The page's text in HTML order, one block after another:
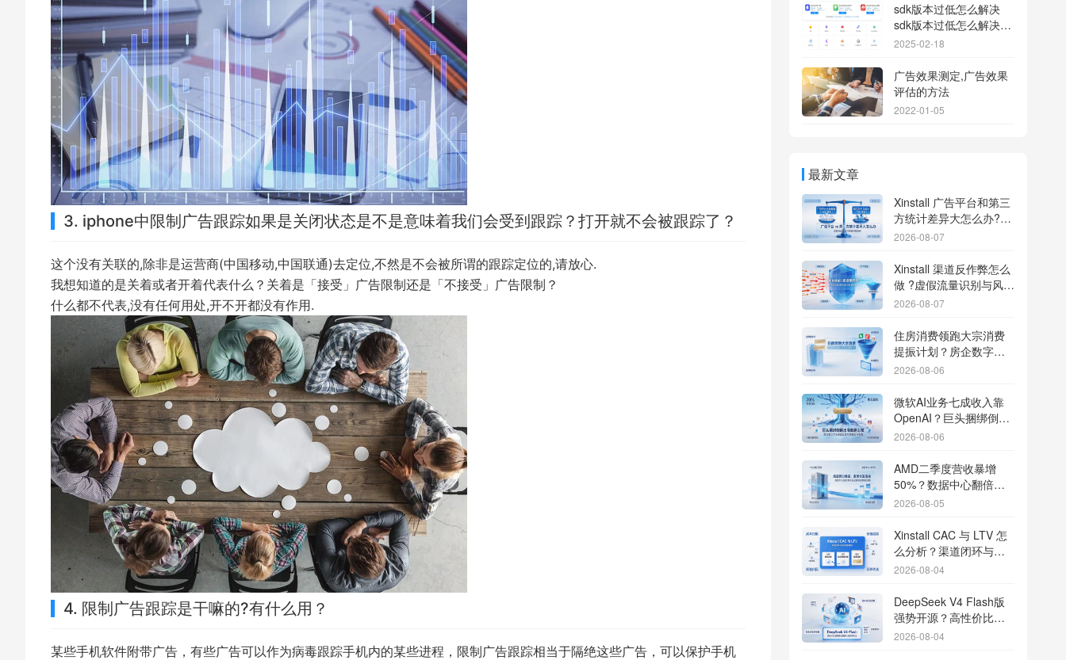
3. iphone中限制广告跟踪如果是关闭状态是不是意味着我们会受到跟踪？打开就不会被跟踪了？
这个没有关联的,除非是运营商(中国移动,中国联通)去定位,不然是不会被所谓的跟踪定位的,请放心.
我想知道的是关着或者开着代表什么？关着是「接受」广告限制还是「不接受」广告限制？
什么都不代表,没有任何用处,开不开都没有作用.
4. 限制广告跟踪是干嘛的?有什么用？
某些手机软件附带广告，有些广告可以作为病毒跟踪手机内的某些进程，限制广告跟踪相当于隔绝这些广告，可以保护手机
sdk版本过低怎么解决
sdk版本过低怎么解决华
为
2025-02-18
广告效果测定,广告效果
评估的方法
2022-01-05
最新文章
Xinstall 广告平台和第三
方统计差异大怎么办?数
据误差排查指南
2026-08-07
Xinstall 渠道反作弊怎么
做 ?虚假流量识别与风控
防刷解析
2026-08-07
住房消费领跑大宗消费
提振计划？房企数字化
转型加速线下场景智能
2026-08-06
微软AI业务七成收入靠
OpenAI？巨头捆绑倒逼
出海App独立追踪全渠道
2026-08-06
AMD二季度营收暴增
50%？数据中心翻倍增
长驱动跨端分发新底座
2026-08-05
Xinstall CAC 与 LTV 怎
么分析？渠道闭环与投
放回报解析
2026-08-04
DeepSeek V4 Flash版
强势开源？高性价比基
座模型重塑长尾应用全
2026-08-04